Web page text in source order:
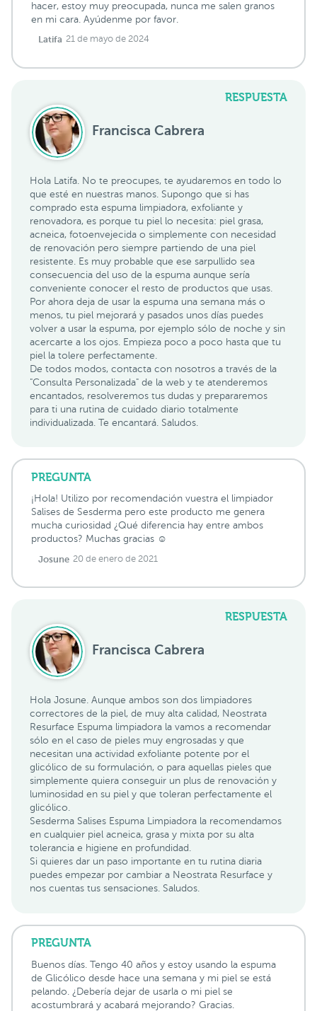
hacer, estoy muy preocupada, nunca me salen granos
en mi cara. Ayúdenme por favor.
Latifa 21 de mayo de 2024
RESPUESTA
Hola Latifa. No te preocupes, te ayudaremos en todo lo
que esté en nuestras manos. Supongo que si has
comprado esta espuma limpiadora, exfoliante y
renovadora, es porque tu piel lo necesita: piel grasa,
acneica, fotoenvejecida o simplemente con necesidad
de renovación pero siempre partiendo de una piel
resistente. Es muy probable que ese sarpullido sea
consecuencia del uso de la espuma aunque sería
conveniente conocer el resto de productos que usas.
Por ahora deja de usar la espuma una semana más o
menos, tu piel mejorará y pasados unos días puedes
volver a usar la espuma, por ejemplo sólo de noche y sin
acercarte a los ojos. Empieza poco a poco hasta que tu
piel la tolere perfectamente.
De todos modos, contacta con nosotros a través de la
"Consulta Personalizada" de la web y te atenderemos
encantados, resolveremos tus dudas y prepararemos
para ti una rutina de cuidado diario totalmente
individualizada. Te encantará. Saludos.
Francisca Cabrera
PREGUNTA
¡Hola! Utilizo por recomendación vuestra el limpiador
Salises de Sesderma pero este producto me genera
mucha curiosidad ¿Qué diferencia hay entre ambos
productos? Muchas gracias ☺️
Josune 20 de enero de 2021
RESPUESTA
Hola Josune. Aunque ambos son dos limpiadores
correctores de la piel, de muy alta calidad, Neostrata
Resurface Espuma limpiadora la vamos a recomendar
sólo en el caso de pieles muy engrosadas y que
necesitan una actividad exfoliante potente por el
glicólico de su formulación, o para aquellas pieles que
simplemente quiera conseguir un plus de renovación y
luminosidad en su piel y que toleran perfectamente el
glicólico.
Sesderma Salises Espuma Limpiadora la recomendamos
en cualquier piel acneica, grasa y mixta por su alta
tolerancia e higiene en profundidad.
Si quieres dar un paso importante en tu rutina diaria
puedes empezar por cambiar a Neostrata Resurface y
nos cuentas tus sensaciones. Saludos.
Francisca Cabrera
PREGUNTA
Buenos días. Tengo 40 años y estoy usando la espuma
de Glicólico desde hace una semana y mi piel se está
pelando. ¿Debería dejar de usarla o mi piel se
acostumbrará y acabará mejorando? Gracias.